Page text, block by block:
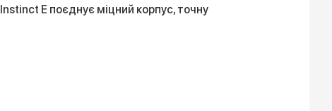
E поєднує міцний корпус, точну